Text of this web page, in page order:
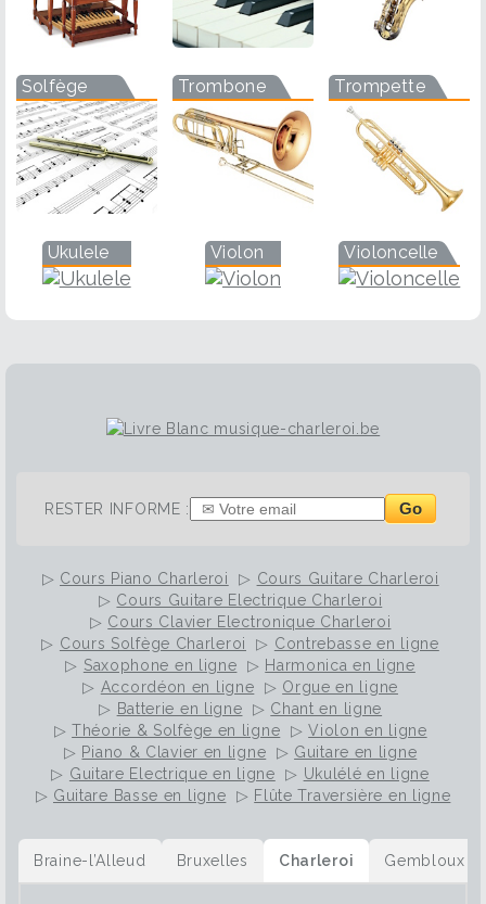
Solfège Trombone Trompette
Ukulele Violon Violoncelle
RESTER INFORME : Go
▷ Cours Piano Charleroi ▷ Cours Guitare Charleroi
▷ Cours Guitare Electrique Charleroi
▷ Cours Clavier Electronique Charleroi
▷ Cours Solfège Charleroi ▷ Contrebasse en ligne
▷ Saxophone en ligne ▷ Harmonica en ligne
▷ Accordéon en ligne ▷ Orgue en ligne
▷ Batterie en ligne ▷ Chant en ligne
▷Théorie & Solfège en ligne ▷Violon en ligne
▷ Piano & Clavier en ligne ▷ Guitare en ligne
▷ Guitare Electrique en ligne ▷ Ukulélé en ligne
▷ Guitare Basse en ligne ▷ Flûte Traversière en ligne
Braine-l’Alleud Bruxelles Charleroi Gembloux